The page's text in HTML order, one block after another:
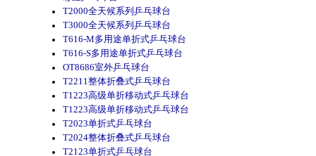
T2000全天候系列乒乓球台
T3000全天候系列乒乓球台
T616-M多用途单折式乒乓球台
T616-S多用途单折式乒乓球台
OT8686室外乒乓球台
T2211整体折叠式乒乓球台
T1223高级单折移动式乒乓球台
T1223高级单折移动式乒乓球台
T2023单折式乒乓球台
T2024整体折叠式乒乓球台
T2123单折式乒乓球台